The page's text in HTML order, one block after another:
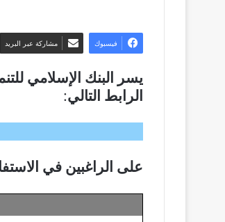
فيسبوك مشاركة عبر البريد
الرابط التالي:
على الراغبين في الاستفادة